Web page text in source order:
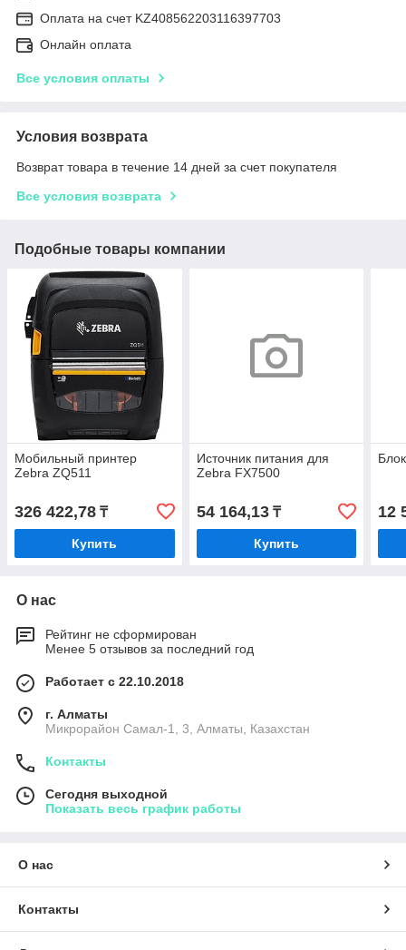
Оплата на счет KZ408562203116397703
Онлайн оплата
Все условия оплаты
Условия возврата
Возврат товара в течение 14 дней за счет покупателя
Все условия возврата
Подобные товары компании
Мобильный принтер
Zebra ZQ511
326 422,78 ₸
Купить
Источник питания для
Zebra FX7500
54 164,13₸
Купить
12
О нас
Рейтинг не сформирован
Менее 5 отзывов за последний год
Работает с 22.10.2018
г. Алматы
Микрорайон Самал-1, 3, Алматы, Казахстан
Контакты
Сегодня выходной
Показать весь график работы
О нас
Контакты